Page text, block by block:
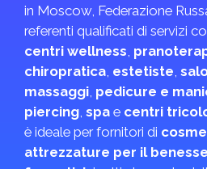
in Moscow, Federazione
referenti qualificati di servizi
centri wellness,
chiropratica, estetiste,
massaggi, pedicure e
piercing, spa e centri
è ideale per fornitori di
attrezzature per il